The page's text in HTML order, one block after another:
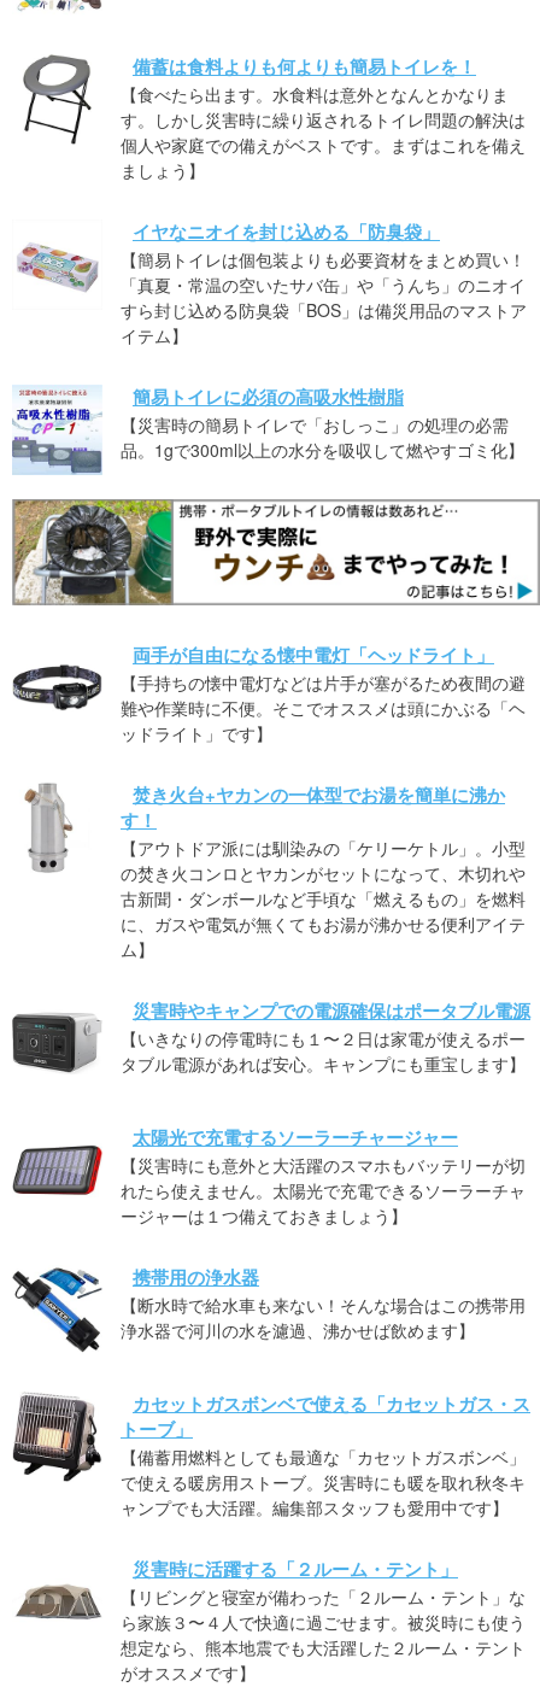
備蓄は食料よりも何よりも簡易トイレを！
【食べたら出ます。水食料は意外となんとかなりま
す。しかし災害時に繰り返されるトイレ問題の解決は
個人や家庭での備えがベストです。まずはこれを備え
ましょう】
イヤなニオイを封じ込める「防臭袋」
【簡易トイレは個包装よりも必要資材をまとめ買い！
「真夏・常温の空いたサバ缶」や「うんち」のニオイ
すら封じ込める防臭袋「BOS」は備災用品のマストア
イテム】
簡易トイレに必須の高吸水性樹脂
【災害時の簡易トイレで「おしっこ」の処理の必需
品。1gで300ml以上の水分を吸収して燃やすゴミ化】
両手が自由になる懐中電灯「ヘッドライト」
【手持ちの懐中電灯などは片手が塞がるため夜間の避
難や作業時に不便。そこでオススメは頭にかぶる「ヘ
ッドライト」です】
焚き火台+ヤカンの一体型でお湯を簡単に沸か
す！
【アウトドア派には馴染みの「ケリーケトル」。小型
の焚き火コンロとヤカンがセットになって、木切れや
古新聞・ダンボールなど手頃な「燃えるもの」を燃料
に、ガスや電気が無くてもお湯が沸かせる便利アイテ
ム】
災害時やキャンプでの電源確保はポータブル電源
【いきなりの停電時にも１〜２日は家電が使えるポー
タブル電源があれば安心。キャンプにも重宝します】
太陽光で充電するソーラーチャージャー
【災害時にも意外と大活躍のスマホもバッテリーが切
れたら使えません。太陽光で充電できるソーラーチャ
ージャーは１つ備えておきましょう】
携帯用の浄水器
【断水時で給水車も来ない！そんな場合はこの携帯用
浄水器で河川の水を濾過、沸かせば飲めます】
カセットガスボンベで使える「カセットガス・ス
トーブ」
【備蓄用燃料としても最適な「カセットガスボンベ」
で使える暖房用ストーブ。災害時にも暖を取れ秋冬キ
ャンプでも大活躍。編集部スタッフも愛用中です】
災害時に活躍する「２ルーム・テント」
【リビングと寝室が備わった「２ルーム・テント」な
ら家族３〜４人で快適に過ごせます。被災時にも使う
想定なら、熊本地震でも大活躍した２ルーム・テント
がオススメです】